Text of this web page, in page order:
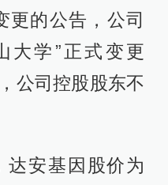
更的公告，公司
大学”正式变更
公司控股股东不
达安基因股价为